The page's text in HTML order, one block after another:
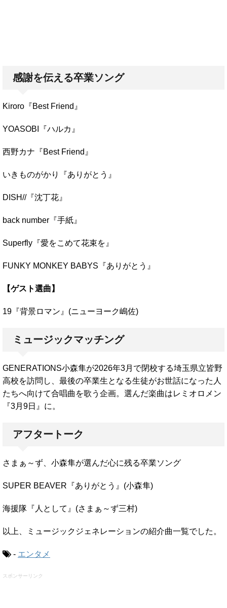
感謝を伝える卒業ソング
Kiroro『Best Friend』
YOASOBI『ハルカ』
西野カナ『Best Friend』
いきものがかり『ありがとう』
DISH//『沈丁花』
back number『手紙』
Superfly『愛をこめて花束を』
FUNKY MONKEY BABYS『ありがとう』
【ゲスト選曲】
19『背景ロマン』(ニューヨーク嶋佐)
ミュージックマッチング
GENERATIONS小森隼が2026年3月で閉校する埼玉県立皆野
高校を訪問し、最後の卒業生となる生徒がお世話になった人
たちへ向けて合唱曲を歌う企画。選んだ楽曲はレミオロメン
『3月9日』に。
アフタートーク
さまぁ～ず、小森隼が選んだ心に残る卒業ソング
SUPER BEAVER『ありがとう』(小森隼)
海援隊『人として』(さまぁ～ず三村)
以上、ミュージックジェネレーションの紹介曲一覧でした。
- エンタメ
スポンサーリンク